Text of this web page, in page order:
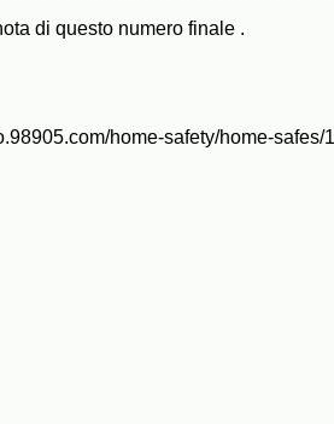
di questo numero finale .
home-safety/home-safes/